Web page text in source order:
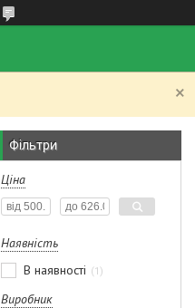
Фільтри
Ціна
Наявність
В наявності
1
Виробник